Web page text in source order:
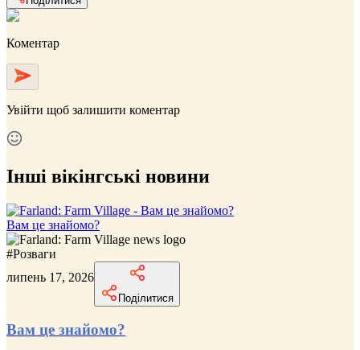
Коментар
Увійти щоб залишити коментар
Інші вікінгські новини
Вам це знайомо?
#Розваги
липень 17, 2026
Поділитися
Вам це знайомо?